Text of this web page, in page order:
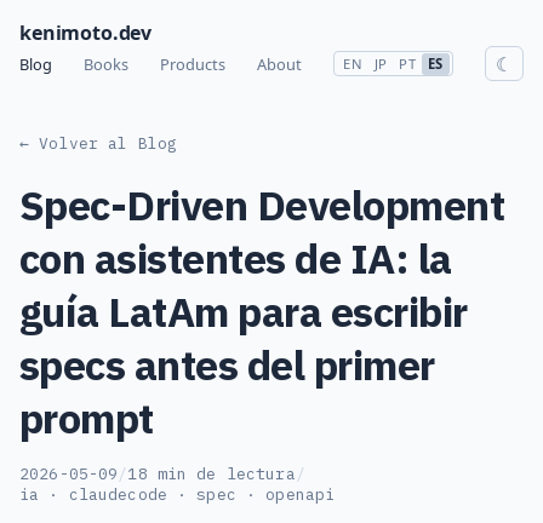
kenimoto.dev
Blog Books Products About EN JP PT ES ☾
← Volver al Blog
Spec-Driven Development
con asistentes de IA: la
guía LatAm para escribir
specs antes del primer
prompt
2026-05-09/18 min de lectura/
ia · claudecode · spec · openapi